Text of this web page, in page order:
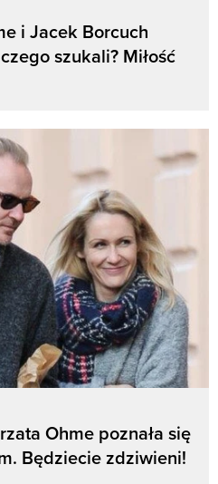
i Jacek Borcuch
szukali? Miłość
Ohme poznała się
Będziecie zdziwieni!